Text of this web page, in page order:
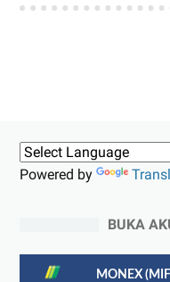
Powered by
BUKA
MONEX